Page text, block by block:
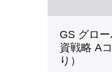
GS グロ
資戦略 A
り）